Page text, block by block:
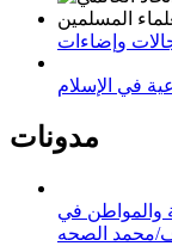
وإضاءات
مدونات
والمواطن في
محمد الصحه